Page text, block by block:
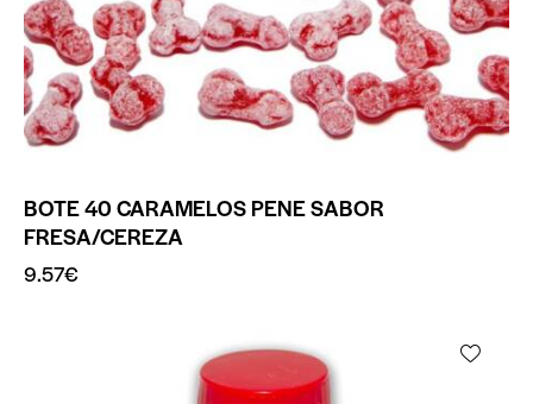
BOTE 40 CARAMELOS PENE SABOR
FRESA/CEREZA
9.57€